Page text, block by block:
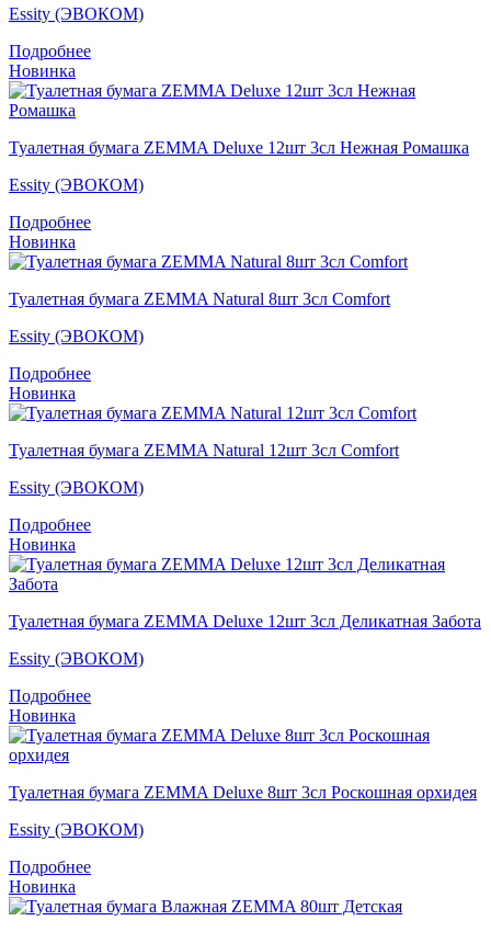
Essity (ЭВОКОМ)
Подробнее
Новинка
Туалетная бумага ZEMMA Deluxe 12шт 3сл Нежная Ромашка
Essity (ЭВОКОМ)
Подробнее
Новинка
Туалетная бумага ZEMMA Natural 8шт 3сл Comfort
Essity (ЭВОКОМ)
Подробнее
Новинка
Туалетная бумага ZEMMA Natural 12шт 3сл Comfort
Essity (ЭВОКОМ)
Подробнее
Новинка
Туалетная бумага ZEMMA Deluxe 12шт 3сл Деликатная Забота
Essity (ЭВОКОМ)
Подробнее
Новинка
Туалетная бумага ZEMMA Deluxe 8шт 3сл Роскошная орхидея
Essity (ЭВОКОМ)
Подробнее
Новинка